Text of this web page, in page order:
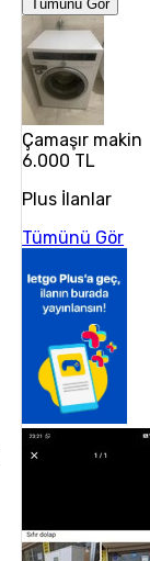
Tümünü Gör
Çamaşır
6.000 TL
Plus İlanlar
Tümünü Gör